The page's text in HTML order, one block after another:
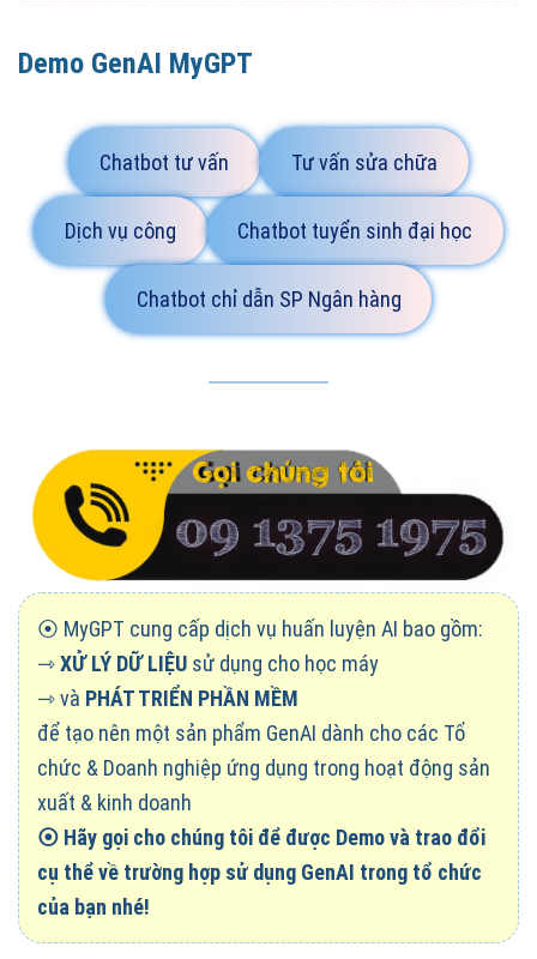
Demo GenAI MyGPT
Chatbot tư vấn Tư vấn sửa chữa
Dịch vụ công Chatbot tuyển sinh đại học
Chatbot chỉ dẫn SP Ngân hàng
⦿ MyGPT cung cấp dịch vụ huấn luyện AI bao gồm:
⇾XỬ LÝ DỮ LIỆU sử dụng cho học máy
⇾ và PHÁT TRIỂN PHẦN MỀM
để tạo nên một sản phẩm GenAI dành cho các Tổ
chức & Doanh nghiệp ứng dụng trong hoạt động sản
xuất & kinh doanh
⦿ Hãy gọi cho chúng tôi để được Demo và trao đổi
cụ thể về trường hợp sử dụng GenAI trong tổ chức
của bạn nhé!